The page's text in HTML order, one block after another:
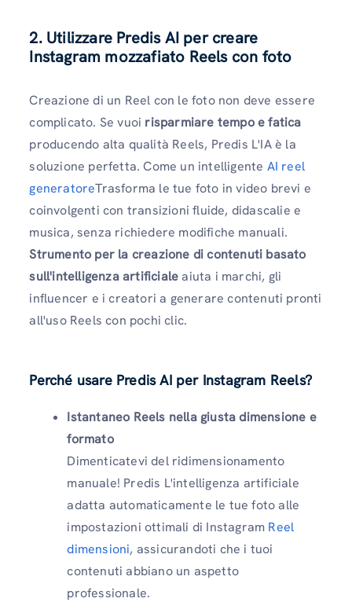
2. Utilizzare Predis AI per creare
Instagram mozzafiato Reels con foto
Creazione di un Reel con le foto non deve essere
complicato. Se vuoi risparmiare tempo e fatica
producendo alta qualità Reels, Predis L'IA è la
soluzione perfetta. Come un intelligente AI reel
generatoreTrasforma le tue foto in video brevi e
coinvolgenti con transizioni fluide, didascalie e
musica, senza richiedere modifiche manuali.
Strumento per la creazione di contenuti basato
sull'intelligenza artificialeaiuta i marchi, gli
influencer e i creatori a generare contenuti pronti
all'uso Reels con pochi clic.
Perché usare Predis AI per Instagram Reels?
Istantaneo Reels nella giusta dimensione e
formato
Dimenticatevi del ridimensionamento
manuale! Predis L'intelligenza artificiale
adatta automaticamente le tue foto alle
impostazioni ottimali di Instagram Reel
dimensioni, assicurandoti che i tuoi
contenuti abbiano un aspetto
professionale.